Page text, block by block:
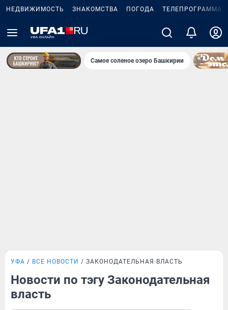
НЕДВИЖИМОСТЬ ЗНАКОМСТВА ПОГОДА ТЕЛЕПРОГРАММА
Самое соленое озеро Башкирии
УФА ВСЕ НОВОСТИ ЗАКОНОДАТЕЛЬНАЯ ВЛАСТЬ
Новости по тэгу Законодательная
власть